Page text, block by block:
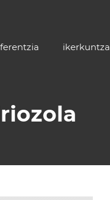
ikerkuntza